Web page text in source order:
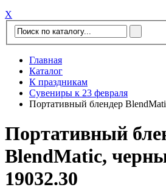
Х
Главная
Каталог
К праздникам
Сувениры к 23 февраля
Портативный блендер
Портативный
BlendMatic,
19032.30